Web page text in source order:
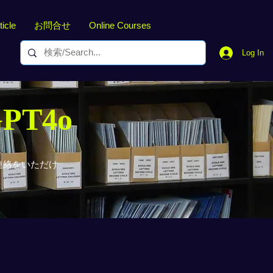
お問合せ Online Courses
Log In
絡をいただけ